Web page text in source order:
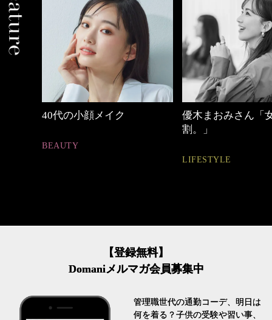
40代の小顔メイク
BEAUTY
優木まおみさん「
割。」
LIFESTYLE
【登録無料】
Domaniメルマガ会員募集中
管理職世代の通勤コーデ、明日は
何を着る？子供の受験や習い事、